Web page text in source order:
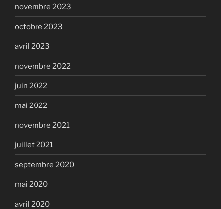
novembre 2023
octobre 2023
avril 2023
novembre 2022
juin 2022
mai 2022
novembre 2021
juillet 2021
septembre 2020
mai 2020
avril 2020